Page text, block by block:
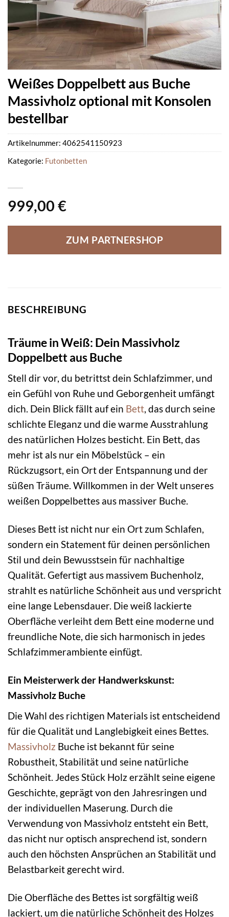
Weißes Doppelbett aus Buche
Massivholz optional mit Konsolen
bestellbar
999,00 €
ZUM PARTNERSHOP
Artikelnummer: 4062541150923
Kategorie: Futonbetten
BESCHREIBUNG
Träume in Weiß: Dein Massivholz
Doppelbett aus Buche
Stell dir vor, du betrittst dein Schlafzimmer, und
ein Gefühl von Ruhe und Geborgenheit umfängt
dich. Dein Blick fällt auf ein Bett, das durch seine
schlichte Eleganz und die warme Ausstrahlung
des natürlichen Holzes besticht. Ein Bett, das
mehr ist als nur ein Möbelstück – ein
Rückzugsort, ein Ort der Entspannung und der
süßen Träume. Willkommen in der Welt unseres
weißen Doppelbettes aus massiver Buche.
Dieses Bett ist nicht nur ein Ort zum Schlafen,
sondern ein Statement für deinen persönlichen
Stil und dein Bewusstsein für nachhaltige
Qualität. Gefertigt aus massivem Buchenholz,
strahlt es natürliche Schönheit aus und verspricht
eine lange Lebensdauer. Die weiß lackierte
Oberfläche verleiht dem Bett eine moderne und
freundliche Note, die sich harmonisch in jedes
Schlafzimmerambiente einfügt.
Ein Meisterwerk der Handwerkskunst:
Massivholz Buche
Die Wahl des richtigen Materials ist entscheidend
für die Qualität und Langlebigkeit eines Bettes.
Massivholz Buche ist bekannt für seine
Robustheit, Stabilität und seine natürliche
Schönheit. Jedes Stück Holz erzählt seine eigene
Geschichte, geprägt von den Jahresringen und
der individuellen Maserung. Durch die
Verwendung von Massivholz entsteht ein Bett,
das nicht nur optisch ansprechend ist, sondern
auch den höchsten Ansprüchen an Stabilität und
Belastbarkeit gerecht wird.
Die Oberfläche des Bettes ist sorgfältig weiß
lackiert, um die natürliche Schönheit des Holzes